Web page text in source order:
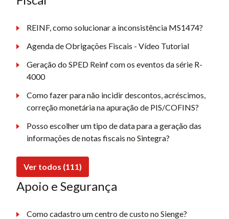
REINF, como solucionar a inconsistência MS1474?
Agenda de Obrigações Fiscais - Vídeo Tutorial
Geração do SPED Reinf com os eventos da série R-
4000
Como fazer para não incidir descontos, acréscimos,
correção monetária na apuração de PIS/COFINS?
Posso escolher um tipo de data para a geração das
informações de notas fiscais no Sintegra?
Ver todos (111)
Apoio e Segurança
Como cadastro um centro de custo no Sienge?